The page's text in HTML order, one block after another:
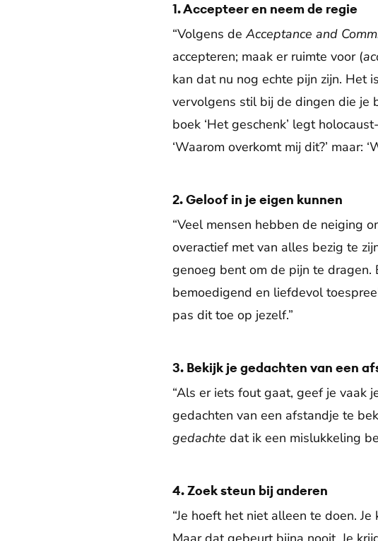
1. Accepteer en neem de regie
“Volgens deAcceptance and
accepteren; maak er ruimte voor (
kan dat nu nog echte pijn zijn. Het
vervolgens stil bij de dingen die je
boek ‘Het geschenk’ legt
‘Waarom overkomt mij dit?’ maar:
2. Geloof in je eigen kunnen
“Veel mensen hebben de neiging
overactief met van alles bezig te
genoeg bent om de pijn te dragen.
bemoedigend en liefdevol
pas dit toe op jezelf.”
3. Bekijk je gedachten van een
“Als er iets fout gaat, geef je vaak
gedachten van een afstandje te
gedachte dat ik een mislukkeling
4. Zoek steun bij anderen
“Je hoeft het niet alleen te doen.